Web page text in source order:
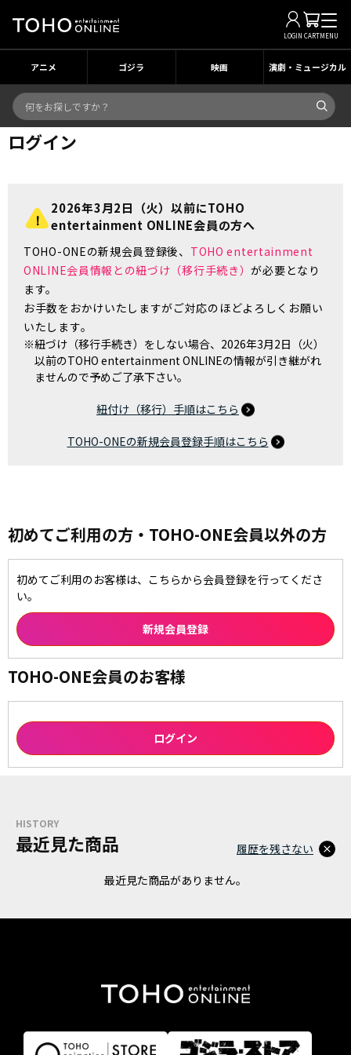
LOGIN CARTMENU
アニメ ゴジラ 映画 演劇・ミュージカル
ログイン
2026年3月2日（火）以前にTOHO
entertainment ONLINE会員の方へ
TOHO-ONEの新規会員登録後、 TOHO entertainment
ONLINE会員情報との紐づけ（移行手続き）が必要となり
ます。
お手数をおかけいたしますがご対応のほどよろしくお願い
いたします。
※紐づけ（移行手続き）をしない場合、2026年3月2日（火）
以前のTOHO entertainment ONLINEの情報が引き継がれ
ませんので予めご了承下さい。
紐付け（移行）手順はこちら
TOHO-ONEの新規会員登録手順はこちら
初めてご利用の方・TOHO-ONE会員以外の方
初めてご利用のお客様は、こちらから会員登録を行ってくださ
い。
TOHO-ONE会員のお客様
HISTORY
最近見た商品
最近見た商品がありません。
履歴を残さない